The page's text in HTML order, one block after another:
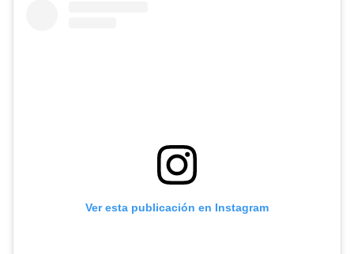
Ver esta publicación en Instagram